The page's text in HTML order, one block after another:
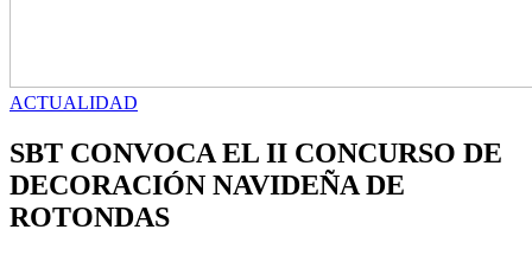
ACTUALIDAD
SBT CONVOCA EL II CONCURSO DE
DECORACIÓN NAVIDEÑA DE
ROTONDAS